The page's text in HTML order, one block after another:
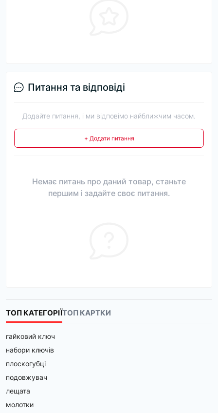
Питання та відповіді
Додайте питання, і ми відповімо найближчим часом.
+ Додати питання
Немає питань про даний товар, станьте
першим і задайте своє питання.
ТОП КАТЕГОРІЇТОП КАРТКИ
гайковий ключ
набори ключів
плоскогубці
подовжувач
лещата
молотки